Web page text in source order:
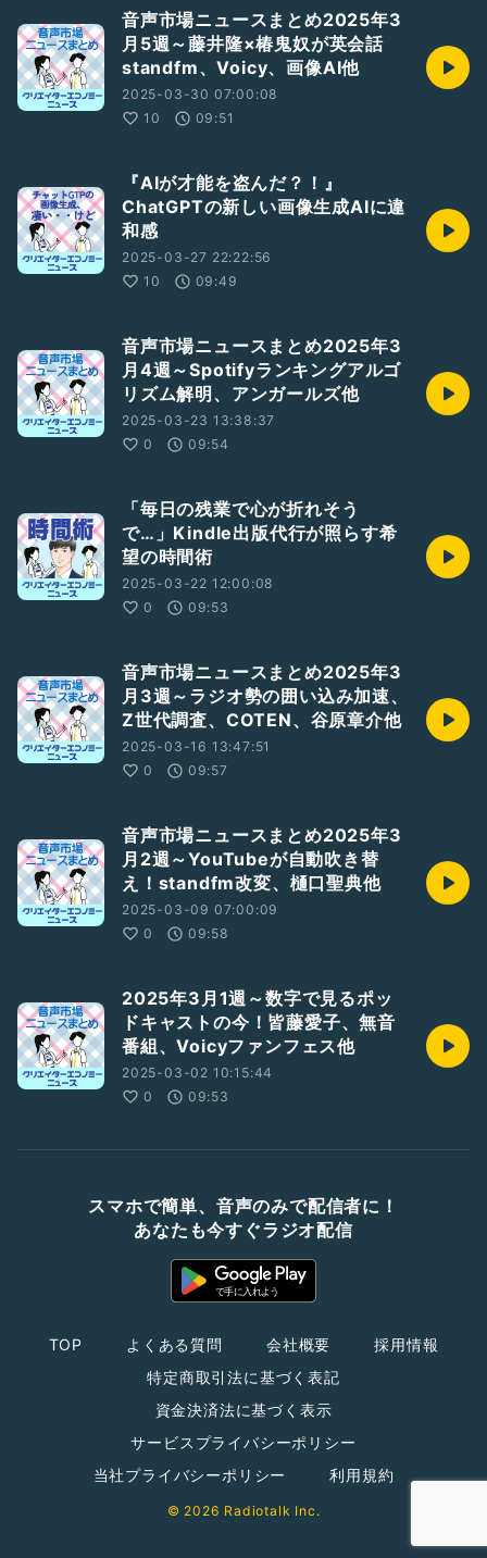
音声市場ニュースまとめ2025年3
月5週～藤井隆×椿鬼奴が英会話
standfm、Voicy、画像AI他
2025-03-30 07:00:08
10
09:51
『AIが才能を盗んだ？！』
ChatGPTの新しい画像生成AIに違
和感
2025-03-27 22:22:56
10
09:49
音声市場ニュースまとめ2025年3
月4週～Spotifyランキングアルゴ
リズム解明、アンガールズ他
2025-03-23 13:38:37
0
09:54
「毎日の残業で心が折れそう
で…」Kindle出版代行が照らす希
望の時間術
2025-03-22 12:00:08
0
09:53
音声市場ニュースまとめ2025年3
月3週～ラジオ勢の囲い込み加速、
Z世代調査、COTEN、谷原章介他
2025-03-16 13:47:51
0
09:57
音声市場ニュースまとめ2025年3
月2週～YouTubeが自動吹き替
え！standfm改変、樋口聖典他
2025-03-09 07:00:09
0
09:58
2025年3月1週～数字で見るポッ
ドキャストの今！皆藤愛子、無音
番組、Voicyファンフェス他
2025-03-02 10:15:44
0
09:53
スマホで簡単、音声のみで配信者に！
あなたも今すぐラジオ配信
TOP よくある質問 会社概要
採用情報
特定商取引法に基づく表記
資金決済法に基づく表示
サービスプライバシーポリシー
当社プライバシーポリシー
利用規約
© 2026 Radiotalk Inc.